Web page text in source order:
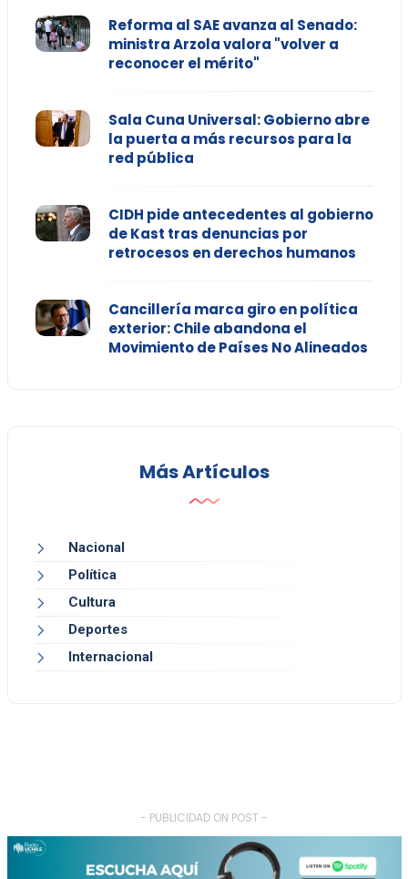
Reforma al SAE avanza al Senado:
ministra Arzola valora "volver a
reconocer el mérito"
Sala Cuna Universal: Gobierno abre
la puerta a más recursos para la
red pública
CIDH pide antecedentes al gobierno
de Kast tras denuncias por
retrocesos en derechos humanos
Cancillería marca giro en política
exterior: Chile abandona el
Movimiento de Países No Alineados
Más Artículos
Nacional
Política
Cultura
Deportes
Internacional
- PUBLICIDAD ON POST -